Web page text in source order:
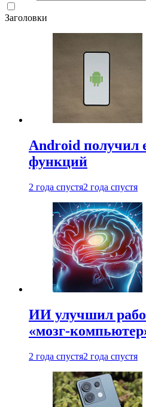
Заголовки
Android
функций
2 года спустя2 года спустя
ИИ улучшил
«мозг-
2 года спустя2 года спустя